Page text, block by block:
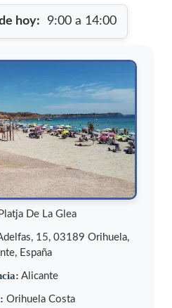
hoy: 9:00 a 14:00
Platja De La Glea
15, 03189 Orihuela,
España
Alicante
Orihuela Costa